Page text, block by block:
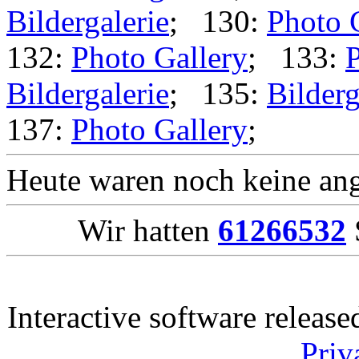
Bildergalerie; 130: Photo
132: Photo Gallery; 133:
Bildergalerie; 135:
137: Photo Gallery;
Heute waren noch keine
Wir hatten 61266532
Interactive software